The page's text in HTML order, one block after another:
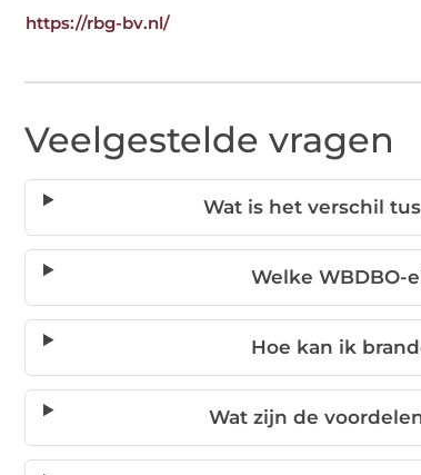
https://rbg-bv.nl/
Veelgestelde vragen
Wat is het verschil
Welke WBDBO-
Hoe kan ik
Wat zijn de